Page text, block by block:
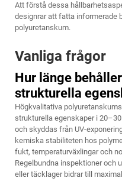
Att förstå dessa
designrar att fatta informerade
polyuretanskum.
Vanliga frågor
Hur länge
strukturella
Högkvalitativa
strukturella egenskaper i
och skyddas från UV-
kemiska stabiliteten hos
fukt, temperaturväxlingar och
Regelbundna inspektioner och
eller täcklager bidrar till